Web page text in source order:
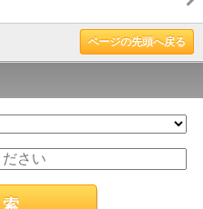
ページの先頭へ戻る